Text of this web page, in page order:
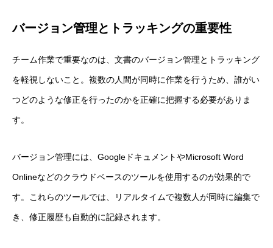
バージョン管理とトラッキングの重要性
チーム作業で重要なのは、文書のバージョン管理とトラッキング
を軽視しないこと。複数の人間が同時に作業を行うため、誰がい
つどのような修正を行ったのかを正確に把握する必要がありま
す。
バージョン管理には、GoogleドキュメントやMicrosoft Word
Onlineなどのクラウドベースのツールを使用するのが効果的で
す。これらのツールでは、リアルタイムで複数人が同時に編集で
き、修正履歴も自動的に記録されます。